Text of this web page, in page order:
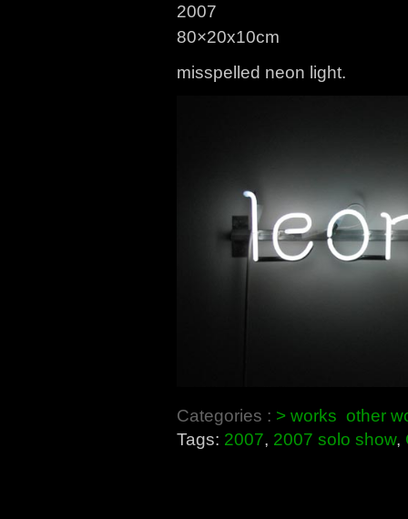
2007
80×20x10cm
misspelled neon light.
Categories : > works other
Tags: 2007, 2007 solo show,